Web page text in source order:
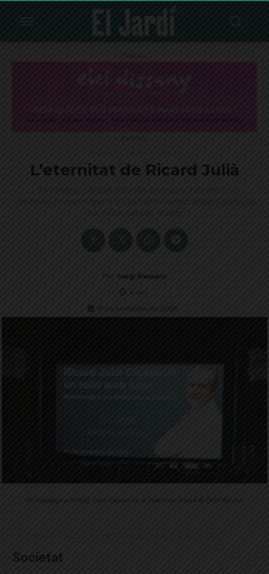
Publicitat
Publicitat
L’eternitat de Ricard Julià
L'homenatge pòstum del món associatiu a Ricard Julià
Capdevila omple el Teatre de Sarrià en record d'una figura que
ha deixat petjada al país
Per Sergi Alemany
4 min.
13 de novembre de 2023
Homenatge a Ricard Julià Capdevila al Teatre de Sarrià © Oriol Rovira
Societat